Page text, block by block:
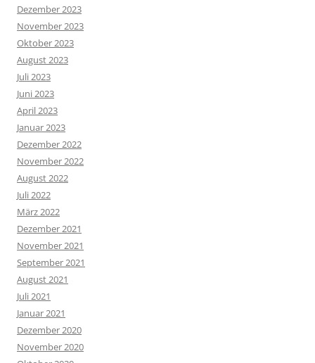
Dezember 2023
November 2023
Oktober 2023
August 2023
Juli 2023
Juni 2023
April 2023
Januar 2023
Dezember 2022
November 2022
August 2022
Juli 2022
März 2022
Dezember 2021
November 2021
September 2021
August 2021
Juli 2021
Januar 2021
Dezember 2020
November 2020